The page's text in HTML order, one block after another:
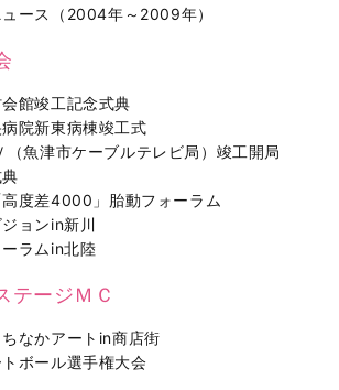
ュース（2004年～2009年）
会館竣工記念式典
病院新東病棟竣工式
（魚津市ケーブルテレビ局）竣工開局
念式典
高度差4000」胎動フォーラム
ョンin新川
ーラムin北陸
テージＭＣ
ちなかアートin商店街
トボール選手権大会